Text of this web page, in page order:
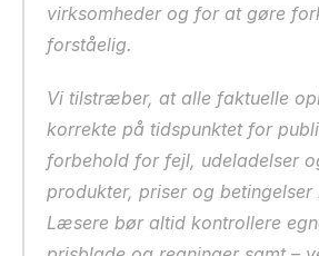
virksomheder og for at gøre
forståelig.
Vi tilstræber, at alle faktuelle
korrekte på tidspunktet for
forbehold for fejl, udeladelser
produkter, priser og betingelser
Læsere bør altid kontrollere